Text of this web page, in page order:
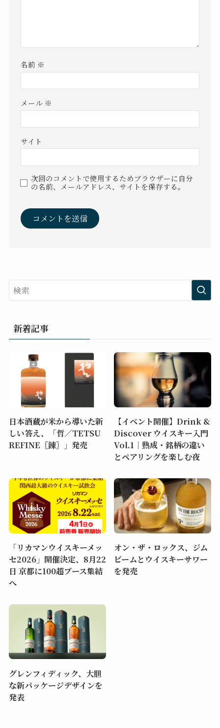
名前 ※
メール ※
サイト
次回のコメントで使用するためブラウザーに自分
の名前、メールアドレス、サイトを保存する。
新着記事
日本酒蔵が米から導いた新
しい答え、「哲／TETSU
REFINE〖錬〗」発売
【イベント開催】Drink &
Discover ウイスキー入門
Vol.1｜熟成・銘柄の違い
とペアリングを楽しむ夜
「リカマンウイスキーメッ
セ2026」開催決定、8月22
日 京都に100超ブース集結
へ
オン・ザ・ロックス、ジム
ビームとウイスキーサワー
を発売
グレンフィディック、大胆
な新パッケージデザインを
発表